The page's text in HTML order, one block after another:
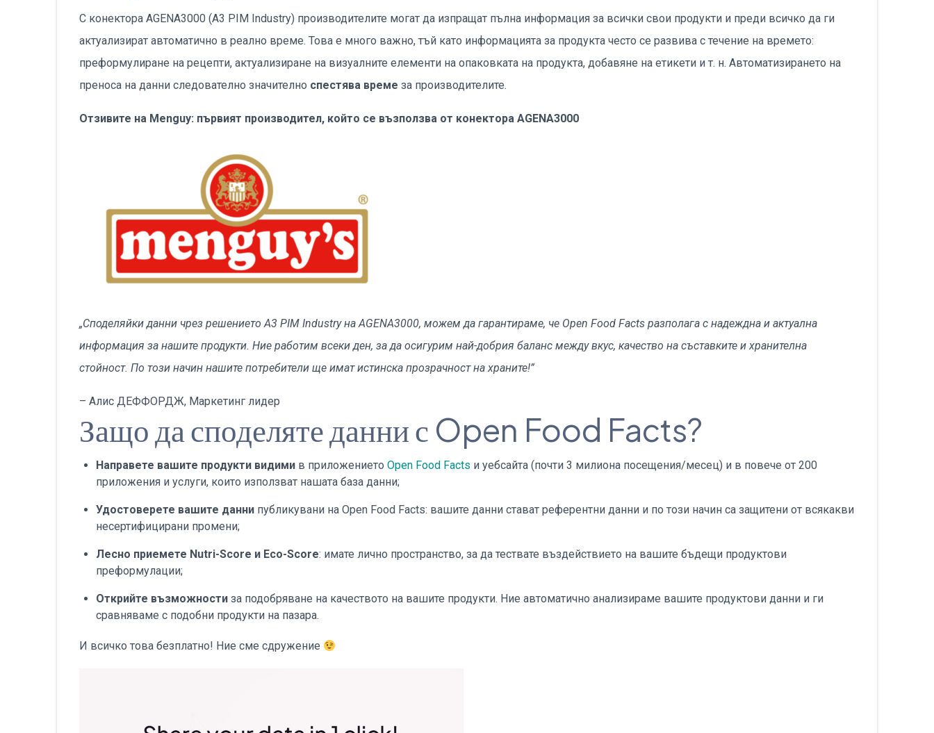
Türkçe
С конектора AGENA3000 (A3 PIM Industry) производителите могат да изпращат пълна информация за всички свои продукти и преди всичко да ги
актуализират автоматично в реално време. Това е много важно, тъй като информацията за продукта често се развива с течение на времето:
преформулиране на рецепти, актуализиране на визуалните елементи на опаковката на продукта, добавяне на етикети и т. н. Автоматизирането на
преноса на данни следователно значително спестява време за производителите.
Отзивите на Menguy: първият производител, който се възползва от конектора AGENA3000
„Споделяйки данни чрез решението A3 PIM Industry на AGENA3000, можем да гарантираме, че Open Food Facts разполага с надеждна и актуална
информация за нашите продукти. Ние работим всеки ден, за да осигурим най-добрия баланс между вкус, качество на съставките и хранителна
стойност. По този начин нашите потребители ще имат истинска прозрачност на храните!”
– Алис ДЕФФОРДЖ, Маркетинг лидер
Защо да споделяте данни с Open Food Facts?
Направете вашите продукти видими в приложениетоOpen Food Facts и уебсайта (почти 3 милиона посещения/месец) и в повече от 200
приложения и услуги, които използват нашата база данни;
Удостоверете вашите данни публикувани на Open Food Facts: вашите данни стават референтни данни и по този начин са защитени от всякакви
несертифицирани промени;
Лесно приемете Nutri-Score и Eco-Score: имате лично пространство, за да тествате въздействието на вашите бъдещи продуктови
преформулации;
Открийте възможности за подобряване на качеството на вашите продукти. Ние автоматично анализираме вашите продуктови данни и ги
сравняваме с подобни продукти на пазара.
И всичко това безплатно! Ние сме сдружение